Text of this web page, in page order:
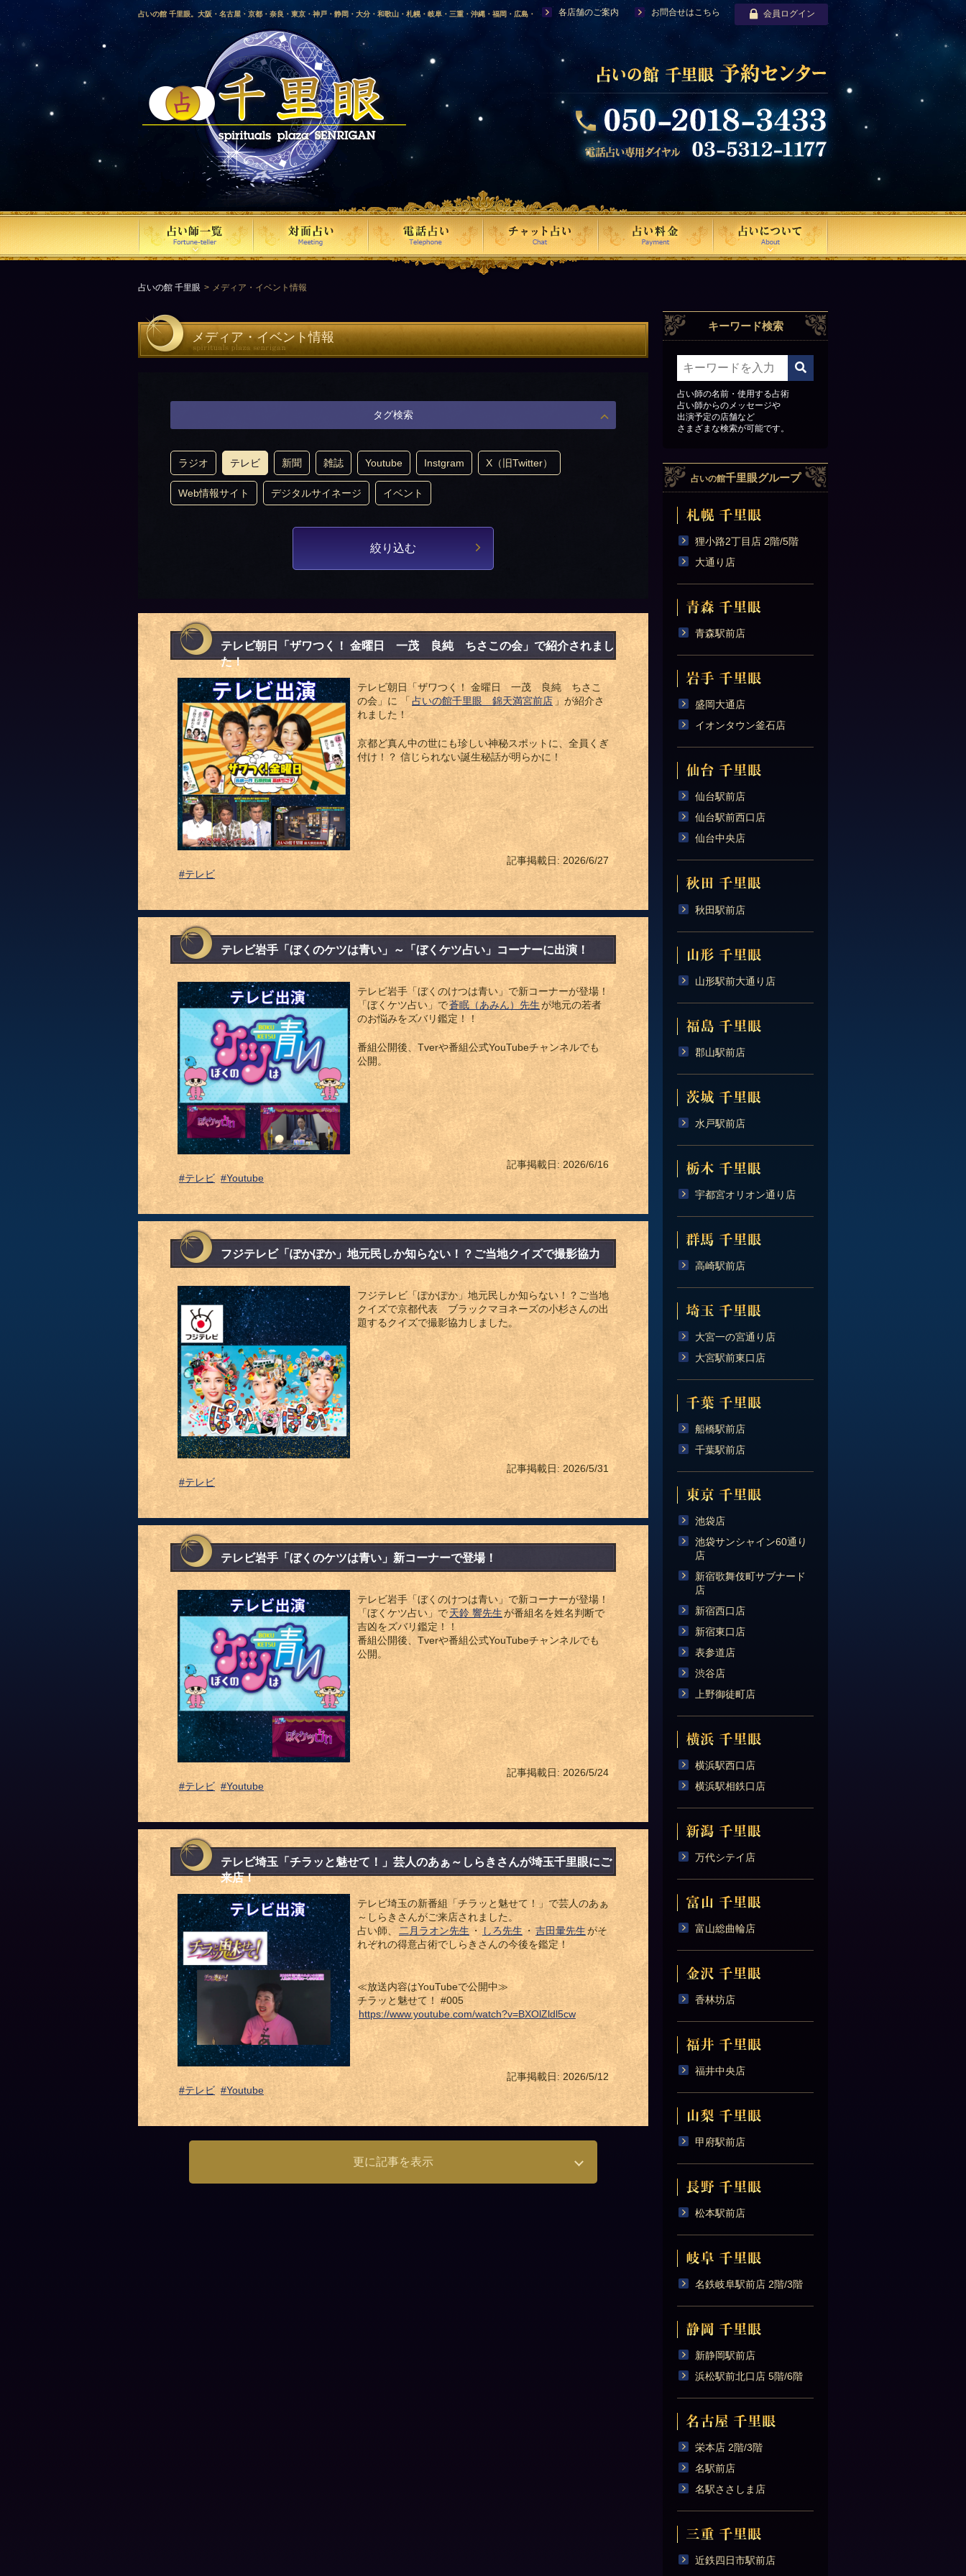
占いの館 千里眼。大阪・名古屋・京都・奈良・東京・神戸・静岡・大分・和歌山・札幌・岐阜・三重・沖縄・福岡・広島・
愛媛・鹿児島・徳島・香川・山形・岡山・横浜・千葉・福島・岩手・高知・熊本・群馬・滋賀・福井・仙台・山口・宮崎・山
梨・長野・埼玉・茨城・栃木・金沢・佐賀・長崎・鳥取・富山・新潟・秋田・青森・島根に店舗を構える、口コミで評判の人
気占い師による占い。
各店舗のご案内 お問合せはこちら 会員ログイン
占いの館 千里眼 メディア・イベント情報
メディア・イベント情報
タグ検索
ラジオ テレビ 新聞 雑誌 Youtube Instgram X（旧Twitter）
Web情報サイト デジタルサイネージ イベント
絞り込む
テレビ朝日「ザワつく！ 金曜日 一茂 良純 ちさこの会」で紹介されまし
た！
テレビ朝日「ザワつく！ 金曜日 一茂 良純 ちさこ
の会」に 「 占いの館千里眼 錦天満宮前店」が紹介さ
れました！
京都ど真ん中の世にも珍しい神秘スポットに、全員くぎ
付け！？ 信じられない誕生秘話が明らかに！
記事掲載日: 2026/6/27
#テレビ
テレビ岩手「ぼくのケツは青い」～「ぼくケツ占い」コーナーに出演！
テレビ岩手「ぼくのけつは青い」で新コーナーが登場！
「ぼくケツ占い」で蒼眠（あみん）先生が地元の若者
のお悩みをズバリ鑑定！！
番組公開後、Tverや番組公式YouTubeチャンネルでも
公開。
記事掲載日: 2026/6/16
#テレビ #Youtube
フジテレビ「ぽかぽか」地元民しか知らない！？ご当地クイズで撮影協力
フジテレビ「ぽかぽか」地元民しか知らない！？ご当地
クイズで京都代表 ブラックマヨネーズの小杉さんの出
題するクイズで撮影協力しました。
記事掲載日: 2026/5/31
#テレビ
テレビ岩手「ぼくのケツは青い」新コーナーで登場！
テレビ岩手「ぼくのけつは青い」で新コーナーが登場！
「ぼくケツ占い」で天鈴 響先生が番組名を姓名判断で
吉凶をズバリ鑑定！！
番組公開後、Tverや番組公式YouTubeチャンネルでも
公開。
記事掲載日: 2026/5/24
#テレビ #Youtube
テレビ埼玉「チラッと魅せて！」芸人のあぁ～しらきさんが埼玉千里眼にご
来店！
テレビ埼玉の新番組「チラッと魅せて！」で芸人のあぁ
～しらきさんがご来店されました。
占い師、
二月ラオン先生 ・ しろ先生 ・ 吉田暈先生がそ
れぞれの得意占術でしらきさんの今後を鑑定！
≪放送内容はYouTubeで公開中≫
チラッと魅せて！ #005
https://www.youtube.com/watch?v=BXOlZldl5cw
記事掲載日: 2026/5/12
#テレビ #Youtube
更に記事を表示
キーワード検索
占い師の名前・使用する占術
占い師からのメッセージや
出演予定の店舗など
さまざまな検索が可能です。
占いの館千里眼グループ
狸小路2丁目店 2階/5階
大通り店
青森駅前店
盛岡大通店
イオンタウン釜石店
仙台駅前店
仙台駅前西口店
仙台中央店
秋田駅前店
山形駅前大通り店
郡山駅前店
水戸駅前店
宇都宮オリオン通り店
高崎駅前店
大宮一の宮通り店
大宮駅前東口店
船橋駅前店
千葉駅前店
池袋店
池袋サンシャイン60通り
店
新宿歌舞伎町サブナード
店
新宿西口店
新宿東口店
表参道店
渋谷店
上野御徒町店
横浜駅西口店
横浜駅相鉄口店
万代シテイ店
富山総曲輪店
香林坊店
福井中央店
甲府駅前店
松本駅前店
名鉄岐阜駅前店 2階/3階
新静岡駅前店
浜松駅前北口店 5階/6階
栄本店 2階/3階
名駅前店
名駅ささしま店
近鉄四日市駅前店